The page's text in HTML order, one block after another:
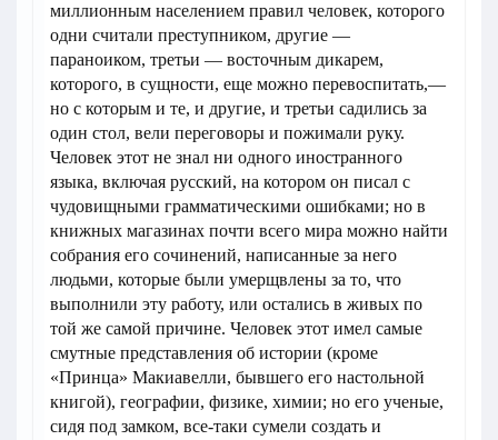
миллионным населением правил человек, которого
одни считали преступником, другие —
параноиком, третьи — восточным дикарем,
которого, в сущности, еще можно перевоспитать,—
но с которым и те, и другие, и третьи садились за
один стол, вели переговоры и пожимали руку.
Человек этот не знал ни одного иностранного
языка, включая русский, на котором он писал с
чудовищными грамматическими ошибками; но в
книжных магазинах почти всего мира можно найти
собрания его сочинений, написанные за него
людьми, которые были умерщвлены за то, что
выполнили эту работу, или остались в живых по
той же самой причине. Человек этот имел самые
смутные представления об истории (кроме
«Принца» Макиавелли, бывшего его настольной
книгой), географии, физике, химии; но его ученые,
сидя под замком, все-таки сумели создать и